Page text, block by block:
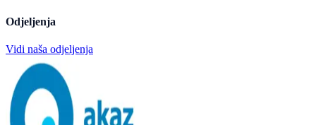
Odjeljenja
Vidi naša odjeljenja